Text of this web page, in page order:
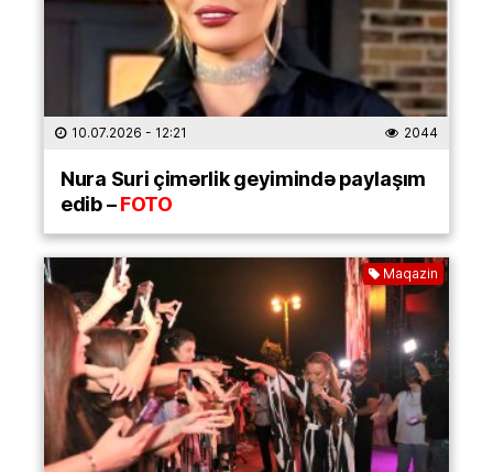
10.07.2026 - 12:21 2044
Nura Suri çimərlik geyimində paylaşım
edib –FOTO
Maqazin